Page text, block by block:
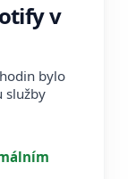
v
bylo
služby